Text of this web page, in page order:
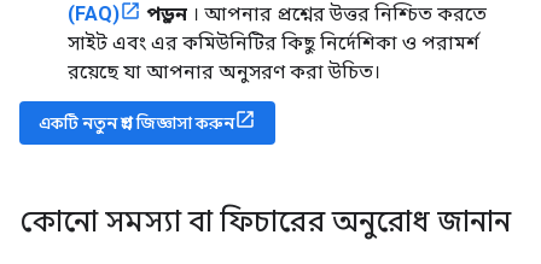
(FAQ)
পড়ুন । আপনার প্রশ্নের উত্তর নিশ্চিত করতে
সাইট এবং এর কমিউনিটির কিছু নির্দেশিকা ও পরামর্শ
রয়েছে যা আপনার অনুসরণ করা উচিত।
একটি নতুন প্রশ্ন জিজ্ঞাসা করুন
কোনো সমস্যা বা ফিচারের অনুরোধ জানান